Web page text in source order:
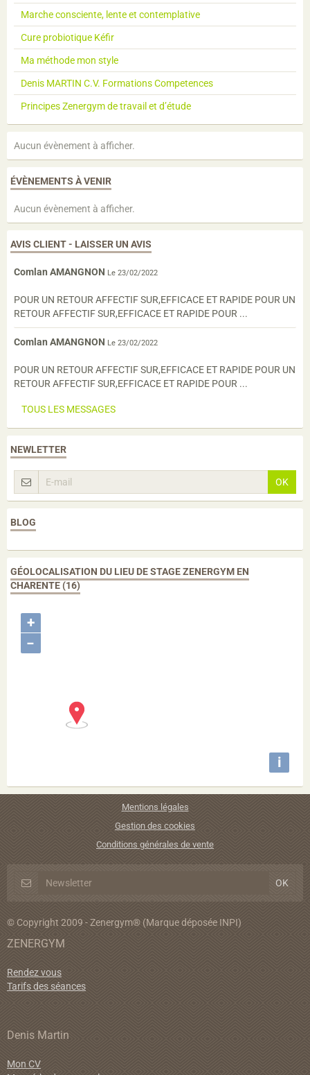
Marche consciente, lente et contemplative
Cure probiotique Kéfir
Ma méthode mon style
Denis MARTIN C.V. Formations Competences
Principes Zenergym de travail et d’étude
Aucun évènement à afficher.
ÉVÈNEMENTS À VENIR
Aucun évènement à afficher.
AVIS CLIENT - LAISSER UN AVIS
Comlan AMANGNON Le 23/02/2022
POUR UN RETOUR AFFECTIF SUR,EFFICACE ET RAPIDE POUR UN
RETOUR AFFECTIF SUR,EFFICACE ET RAPIDE POUR ...
Comlan AMANGNON Le 23/02/2022
POUR UN RETOUR AFFECTIF SUR,EFFICACE ET RAPIDE POUR UN
RETOUR AFFECTIF SUR,EFFICACE ET RAPIDE POUR ...
TOUS LES MESSAGES
NEWLETTER
OK
BLOG
GÉOLOCALISATION DU LIEU DE STAGE ZENERGYM EN
CHARENTE (16)
+
−
i
Mentions légales
Gestion des cookies
Conditions générales de vente
© Copyright 2009 - Zenergym® (Marque déposée INPI)
ZENERGYM
Rendez vous
Tarifs des séances
Denis Martin
Mon CV